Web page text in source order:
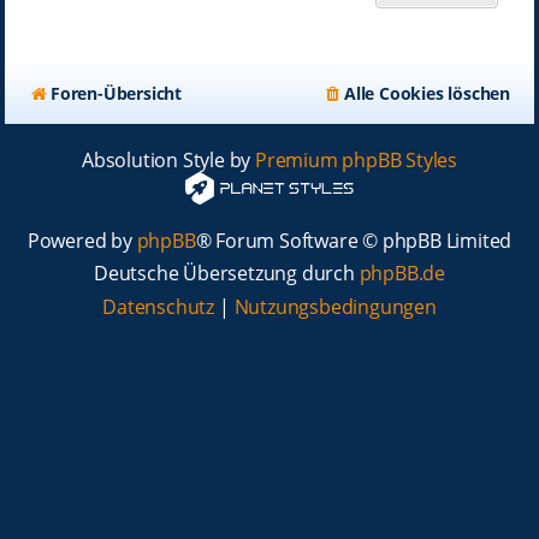
Foren-Übersicht Alle Cookies löschen
Absolution Style by Premium phpBB Styles
Powered by phpBB® Forum Software © phpBB Limited
Deutsche Übersetzung durch phpBB.de
Datenschutz | Nutzungsbedingungen